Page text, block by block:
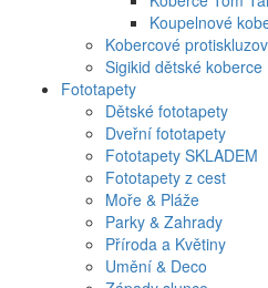
Koupelnové
Kobercové
Sigikid dětské koberce
Fototapety
Dětské fototapety
Dveřní fototapety
Fototapety SKLADEM
Fototapety z cest
Moře & Pláže
Parky & Zahrady
Příroda a Květiny
Umění & Deco